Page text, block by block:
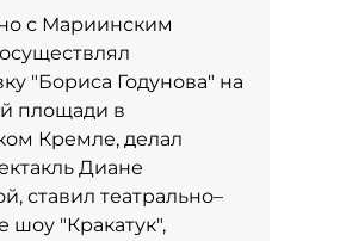
с Мариинским
"Бориса Годунова" на
площади в
Кремле, делал
Диане
ставил театрально–
шоу "Кракатук",